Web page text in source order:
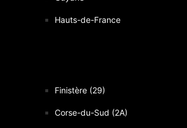
Hauts-de-France
Finistère (29)
Corse-du-Sud (2A)